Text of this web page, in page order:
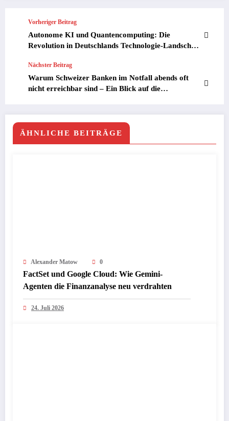
Vorheriger Beitrag
Autonome KI und Quantencomputing: Die
Revolution in Deutschlands Technologie-Landschaft
Nächster Beitrag
Warum Schweizer Banken im Notfall abends oft
nicht erreichbar sind – Ein Blick auf die
ÄHNLICHE BEITRÄGE
Alexander Matow 0
FactSet und Google Cloud: Wie Gemini-
Agenten die Finanzanalyse neu verdrahten
24. Juli 2026